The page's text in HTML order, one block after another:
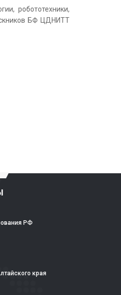
робототехники,
БФ ЦДНИТТ
РФ
края